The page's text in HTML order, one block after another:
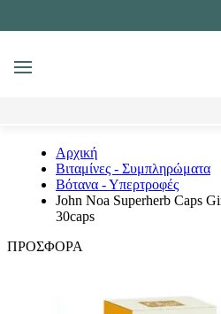
MENU
Αρχική
Βιταμίνες - Συμπληρώματα
Βότανα - Υπερτροφές
John Noa Superherb Caps
30caps
ΠΡΟΣΦΟΡΑ